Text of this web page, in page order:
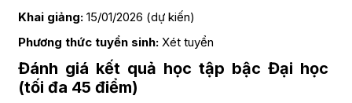
Khai giảng:15/01/2026 (dự kiến)
Phương thức tuyển sinh:Xét tuyển
Đánh giá kết quả học tập bậc Đại học
(tối đa 45 điểm)